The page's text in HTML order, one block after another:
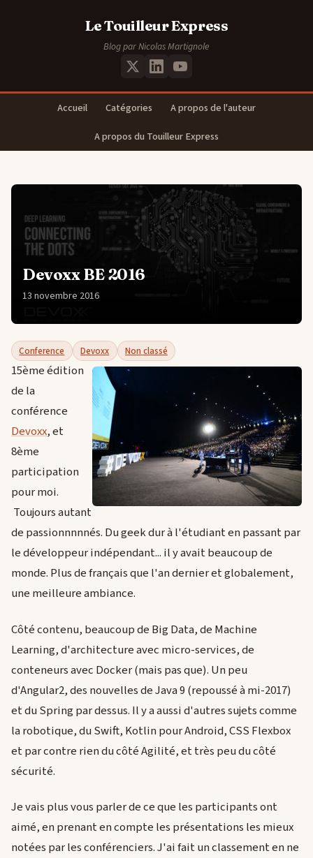
Le Touilleur Express
Blog par Nicolas Martignole
Accueil Catégories
A propos de l'auteur
A propos du Touilleur Express
Devoxx BE 2016
13 novembre 2016
Conference Devoxx Non classé
15ème édition
de la
conférence
Devoxx, et
8ème
participation
pour moi.
Toujours autant
de passionnnnnés. Du geek dur à l'étudiant en passant par
le développeur indépendant... il y avait beaucoup de
monde. Plus de français que l'an dernier et globalement,
une meilleure ambiance.
Côté contenu, beaucoup de Big Data, de Machine
Learning, d'architecture avec micro-services, de
conteneurs avec Docker (mais pas que). Un peu
d'Angular2, des nouvelles de Java 9 (repoussé à mi-2017)
et du Spring par dessus. Il y a aussi d'autres sujets comme
la robotique, du Swift, Kotlin pour Android, CSS Flexbox
et par contre rien du côté Agilité, et très peu du côté
sécurité.
Je vais plus vous parler de ce que les participants ont
aimé, en prenant en compte les présentations les mieux
notées par les conférenciers. J'ai fait un classement en ne